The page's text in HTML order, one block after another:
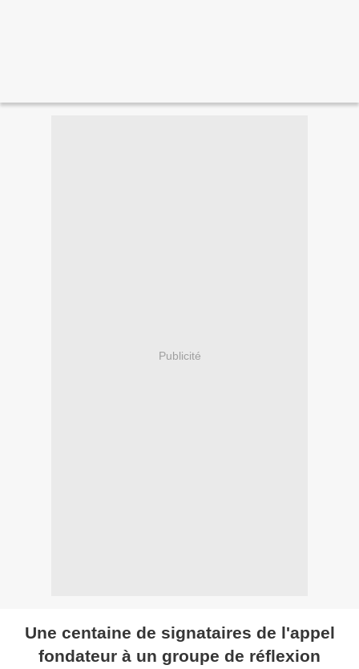
Publicité
Une centaine de signataires de l'appel
fondateur à un groupe de réflexion